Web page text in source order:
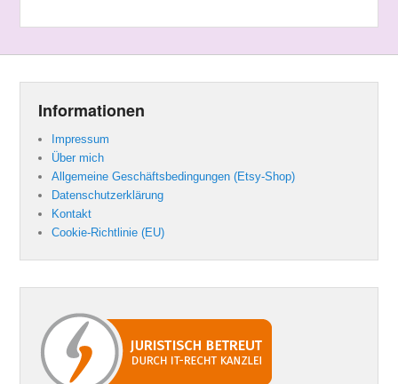
Informationen
Impressum
Über mich
Allgemeine Geschäftsbedingungen (Etsy-Shop)
Datenschutzerklärung
Kontakt
Cookie-Richtlinie (EU)